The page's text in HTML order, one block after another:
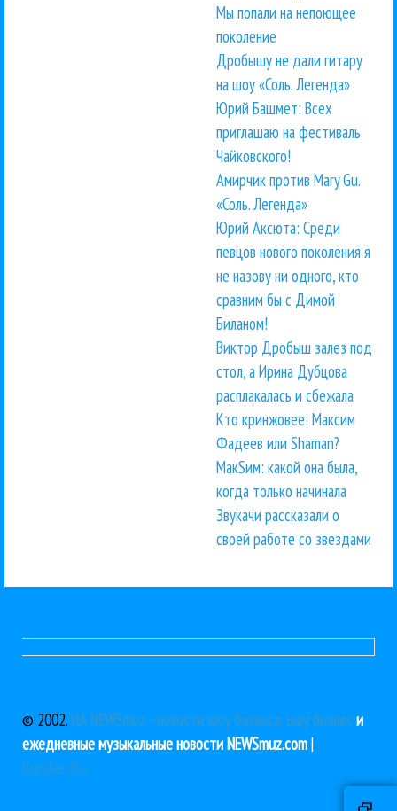
Мы попали на непоющее
поколение
Дробышу не дали гитару
на шоу «Соль. Легенда»
Юрий Башмет: Всех
приглашаю на фестиваль
Чайковского!
Амирчик против Mary Gu.
«Соль. Легенда»
Юрий Аксюта: Среди
певцов нового поколения я
не назову ни одного, кто
сравним бы с Димой
Биланом!
Виктор Дробыш залез под
стол, а Ирина Дубцова
расплакалась и сбежала
Кто кринжовее: Максим
Фадеев или Shaman?
МакSим: какой она была,
когда только начинала
Звукачи рассказали о
своей работе со звездами
© 2002. ИА NEWSmuz - новости шоу бизнеса, шоу бизнеси
ежедневные музыкальные новости NEWSmuz.com|
Guruken.Ru